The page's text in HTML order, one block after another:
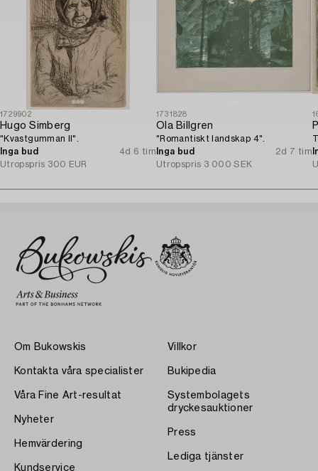
1729902
Hugo Simberg
"Kvastgumman II".
Inga bud
4d 6 tim
Utropspris 300 EUR
1731828
Ola Billgren
"Romantiskt landskap 4".
Inga bud
2d 7 tim
Utropspris 3 000 SEK
Om Bukowskis
Kontakta våra specialister
Våra Fine Art-resultat
Nyheter
Hemvärdering
Kundservice
Villkor
Bukipedia
Systembolagets
dryckesauktioner
Press
Lediga tjänster